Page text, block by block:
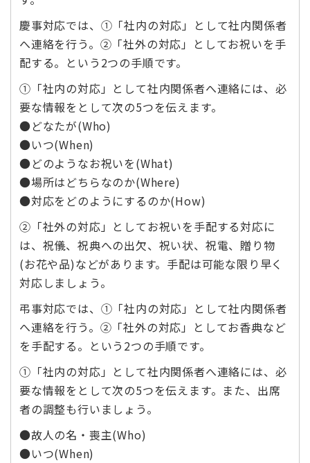
慶事対応では、①「社内の対応」として社内関係者
へ連絡を行う。②「社外の対応」としてお祝いを手
配する。という2つの手順です。
①「社内の対応」として社内関係者へ連絡には、必
要な情報をとして次の5つを伝えます。
●どなたが(Who)
●いつ(When)
●どのようなお祝いを(What)
●場所はどちらなのか(Where)
●対応をどのようにするのか(How)
②「社外の対応」としてお祝いを手配する対応に
は、祝儀、祝典への出欠、祝い状、祝電、贈り物
(お花や品)などがあります。手配は可能な限り早く
対応しましょう。
弔事対応では、①「社内の対応」として社内関係者
へ連絡を行う。②「社外の対応」としてお香典など
を手配する。という2つの手順です。
①「社内の対応」として社内関係者へ連絡には、必
要な情報をとして次の5つを伝えます。また、出席
者の調整も行いましょう。
●故人の名・喪主(Who)
●いつ(When)